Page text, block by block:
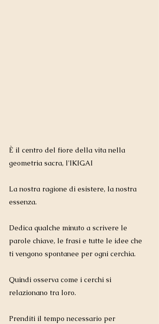
È il centro del fiore della vita nella
geometria sacra, l'IKIGAI
La nostra ragione di esistere, la nostra
essenza.
Dedica qualche minuto a scrivere le
parole chiave, le frasi e tutte le idee che
ti vengono spontanee per ogni cerchia.
Quindi osserva come i cerchi si
relazionano tra loro.
Prenditi il ​​tempo necessario per